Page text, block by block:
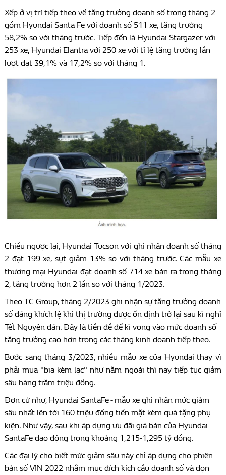
Xếp ở vị trí tiếp theo về tăng trưởng doanh số trong tháng 2
gồm Hyundai Santa Fe với doanh số 511 xe, tăng trưởng
58,2% so với tháng trước. Tiếp đến là Hyundai Stargazer với
253 xe, Hyundai Elantra với 250 xe với tỉ lệ tăng trưởng lần
lượt đạt 39,1% và 17,2% so với tháng 1.
Chiều ngược lại, Hyundai Tucson với ghi nhận doanh số tháng
2 đạt 199 xe, sụt giảm 13% so với tháng trước. Các mẫu xe
thương mại Hyundai đạt doanh số 714 xe bán ra trong tháng
2, tăng trưởng hơn 2 lần so với tháng 1/2023.
Theo TC Group, tháng 2/2023 ghi nhận sự tăng trưởng doanh
số đáng khích lệ khi thị trường được ổn định trở lại sau kì nghỉ
Tết Nguyên đán. Đây là tiền đề để kì vọng vào mức doanh số
tăng trưởng cao hơn trong các tháng kinh doanh tiếp theo.
Bước sang tháng 3/2023, nhiều mẫu xe của Hyundai thay vì
phải mua "bia kèm lạc" như năm ngoái thì nay tiếp tục giảm
sâu hàng trăm triệu đồng.
Đơn cử như, Hyundai SantaFe - mẫu xe ghi nhận mức giảm
sâu nhất lên tới 160 triệu đồng tiền mặt kèm quà tặng phụ
kiện. Như vậy, sau khi áp dụng ưu đãi giá bán của Hyundai
SantaFe dao động trong khoảng 1,215-1,295 tỷ đồng.
Các đại lý cho biết mức giảm sâu này chỉ áp dụng cho phiên
bản số VIN 2022 nhằm mục đích kích cầu doanh số và dọn